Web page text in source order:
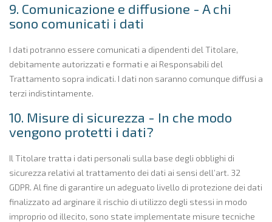
9. Comunicazione e diffusione - A chi
sono comunicati i dati
I dati potranno essere comunicati a dipendenti del Titolare,
debitamente autorizzati e formati e ai Responsabili del
Trattamento sopra indicati. I dati non saranno comunque diffusi a
terzi indistintamente.
10. Misure di sicurezza - In che modo
vengono protetti i dati?
Il Titolare tratta i dati personali sulla base degli obblighi di
sicurezza relativi al trattamento dei dati ai sensi dell’art. 32
GDPR. Al fine di garantire un adeguato livello di protezione dei dati
finalizzato ad arginare il rischio di utilizzo degli stessi in modo
improprio od illecito, sono state implementate misure tecniche